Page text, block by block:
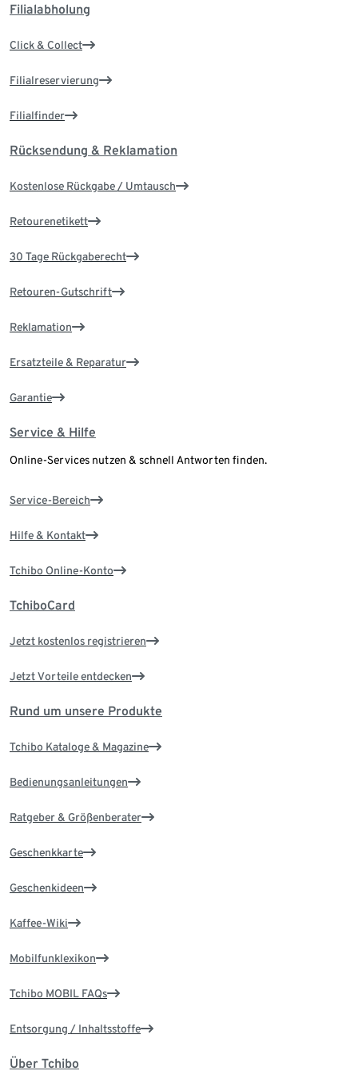
Filialabholung
Click & Collect
Filialreservierung
Filialfinder
Rücksendung & Reklamation
Kostenlose Rückgabe / Umtausch
Retourenetikett
30 Tage Rückgaberecht
Retouren-Gutschrift
Reklamation
Ersatzteile & Reparatur
Garantie
Service & Hilfe
Online-Services nutzen & schnell Antworten finden.
Service-Bereich
Hilfe & Kontakt
Tchibo Online-Konto
TchiboCard
Jetzt kostenlos registrieren
Jetzt Vorteile entdecken
Rund um unsere Produkte
Tchibo Kataloge & Magazine
Bedienungsanleitungen
Ratgeber & Größenberater
Geschenkkarte
Geschenkideen
Kaffee-Wiki
Mobilfunklexikon
Tchibo MOBIL FAQs
Entsorgung / Inhaltsstoffe
Über Tchibo